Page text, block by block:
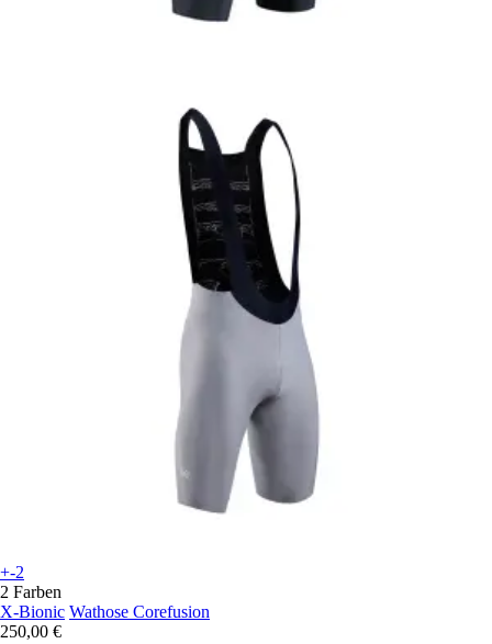
+-2
2 Farben
X-Bionic Wathose Corefusion
250,00 €